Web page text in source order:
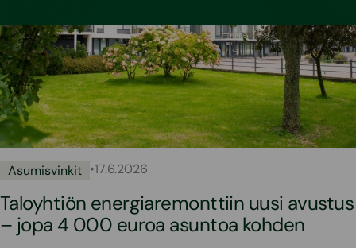
Asumisvinkit •17.6.2026
Taloyhtiön energiaremonttiin uusi avustus
– jopa 4 000 euroa asuntoa kohden